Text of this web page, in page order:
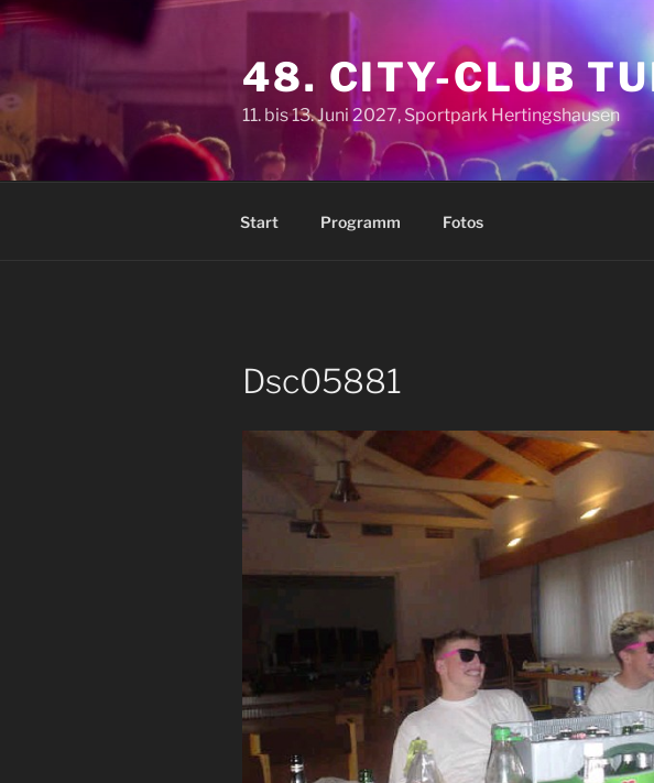
Zum
Inhalt
48. CITY-CLUB
11. bis 13. Juni 2027, Sportpark Hertingshausen
Start Programm Fotos
Dsc05881